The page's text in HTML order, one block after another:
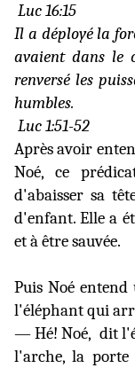
Luc 16:15
Il a déployé la
avaient dans le
renversé les
Luc 1:51-52
Après avoir
Noé, ce
d'abaisser sa
d'enfant. Elle a
et à être sauvée.
Puis Noé
l'éléphant qui
— Hé! Noé, dit
l'arche, la porte